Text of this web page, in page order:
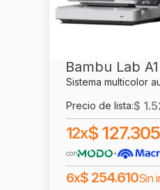
Bambu Lab
Sistema multicolor
Precio de lista:$
12x$127.305
con +
6x$ 254.610Sin